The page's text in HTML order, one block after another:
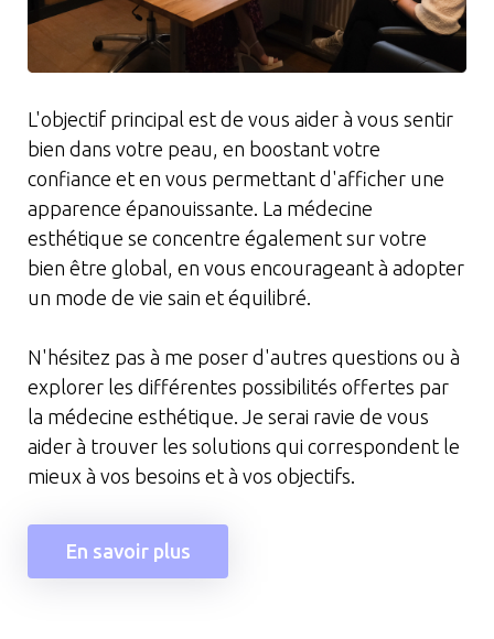
L'objectif principal est de vous aider à vous sentir
bien dans votre peau, en boostant votre
confiance et en vous permettant d'afficher une
apparence épanouissante. La médecine
esthétique se concentre également sur votre
bien être global, en vous encourageant à adopter
un mode de vie sain et équilibré.
N'hésitez pas à me poser d'autres questions ou à
explorer les différentes possibilités offertes par
la médecine esthétique. Je serai ravie de vous
aider à trouver les solutions qui correspondent le
mieux à vos besoins et à vos objectifs.
En savoir plus